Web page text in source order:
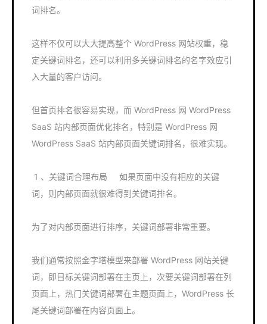
词排名。
这样不仅可以大大提高整个 WordPress 网站权重，稳
定关键词排名，还可以利用多关键词排名的名字效应引
入大量的客户访问。
但首页排名很容易实现，而 WordPress 网 WordPress
SaaS 站内部页面优化排名​，特别是 WordPress 网
WordPress SaaS 站内部页面关键词排名，很难实现。
1 、关键词合理布局 如果页面中没有相应的关键
词，则内部页面就很难得到关键词排名。
为了对内部页面进行排序，关键词部署非常重要。
我们通常按照金字塔模型来部署 WordPress 网站关键
词，即目标关键词部署在主页上，次要关键词部署在列
页面上，热门关键词部署在主题页面上，WordPress 长
尾关键词部署在内容页面上。